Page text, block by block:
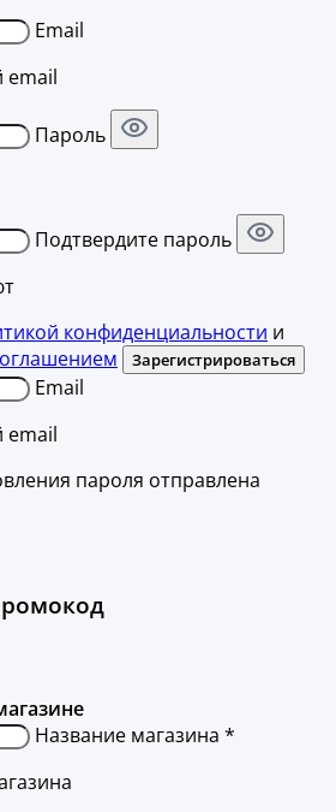
Email
email
Пароль
Подтвердите пароль
конфиденциальности и
Зарегистрироваться
Email
email
пароля отправлена
Название магазина *